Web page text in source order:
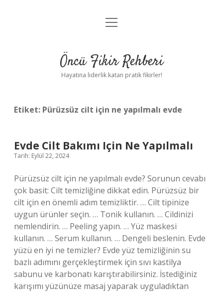
Anasayfa
Yasal Uyarı
menüyü
Öncü Fikir Rehberi
Hayatına liderlik katan pratik fikirler!
Etiket: Pürüzsüz cilt için ne yapılmalı evde
Evde Cilt Bakımı Için Ne Yapılmalı
Tarih: Eylül 22, 2024
Pürüzsüz cilt için ne yapılmalı evde? Sorunun cevabı
çok basit: Cilt temizliğine dikkat edin. Pürüzsüz bir
cilt için en önemli adım temizliktir. … Cilt tipinize
uygun ürünler seçin. … Tonik kullanın. … Cildinizi
nemlendirin. … Peeling yapın. … Yüz maskesi
kullanın. … Serum kullanın. … Dengeli beslenin. Evde
yüzü en iyi ne temizler? Evde yüz temizliğinin su
bazlı adımını gerçekleştirmek için sıvı kastilya
sabunu ve karbonatı karıştırabilirsiniz. İstediğiniz
karışımı yüzünüze masaj yaparak uyguladıktan